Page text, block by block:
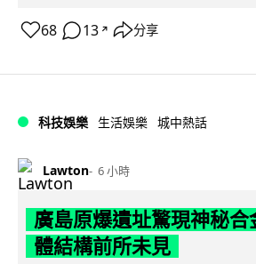
68 13 ↗ 分享
科技娛樂 生活娛樂 城中熱話
Lawton 6 小時
廣島原爆遺址驚現神秘合
體結構前所未見